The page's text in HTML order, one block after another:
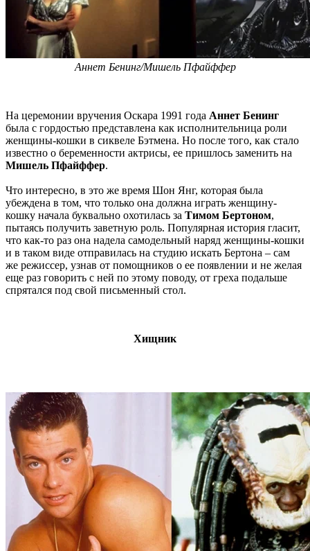
Аннет Бенинг/Мишель Пфайффер
На церемонии вручения Оскара 1991 года Аннет Бенинг
была с гордостью представлена как исполнительница роли
женщины-кошки в сиквеле Бэтмена. Но после того, как стало
известно о беременности актрисы, ее пришлось заменить на
Мишель Пфайффер.
Что интересно, в это же время Шон Янг, которая была
убеждена в том, что только она должна играть женщину-
кошку начала буквально охотилась за Тимом Бертоном,
пытаясь получить заветную роль. Популярная история гласит,
что как-то раз она надела самодельный наряд женщины-кошки
и в таком виде отправилась на студию искать Бертона – сам
же режиссер, узнав от помощников о ее появлении и не желая
еще раз говорить с ней по этому поводу, от греха подальше
спрятался под свой письменный стол.
Хищник